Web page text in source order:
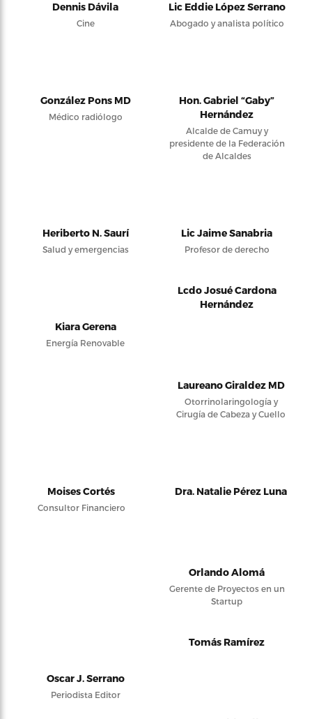
Dennis Dávila
Cine
Lic Eddie López Serrano
Abogado y analista político
González Pons MD
Médico radiólogo
Hon. Gabriel “Gaby”
Hernández
Alcalde de Camuy y
presidente de la Federación
de Alcaldes
Heriberto N. Saurí
Salud y emergencias
Lic Jaime Sanabria
Profesor de derecho
Kiara Gerena
Energía Renovable
Lcdo Josué Cardona
Hernández
Laureano Giraldez MD
Otorrinolaringología y
Cirugía de Cabeza y Cuello
Moises Cortés
Consultor Financiero
Dra. Natalie Pérez Luna
Orlando Alomá
Gerente de Proyectos en un
Startup
Oscar J. Serrano
Periodista Editor
Tomás Ramírez